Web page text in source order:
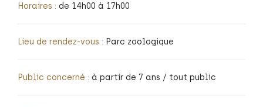
Horaires : de 14h00 à 17h00
Lieu de rendez-vous : Parc zoologique
Public concerné : à partir de 7 ans / tout public